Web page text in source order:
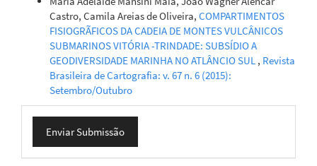
Castro, Camila Areias de Oliveira, COMPARTIMENTOS
FISIOGRÃFICOS DA CADEIA DE MONTES VULCÂNICOS
SUBMARINOS VITÓRIA -TRINDADE: SUBSÍDIO A
GEODIVERSIDADE MARINHA NO ATLÂNCIO SUL , Revista
Brasileira de Cartografia: v. 67 n. 6 (2015):
Setembro/Outubro
Enviar
Submissão
Enviar Submissão